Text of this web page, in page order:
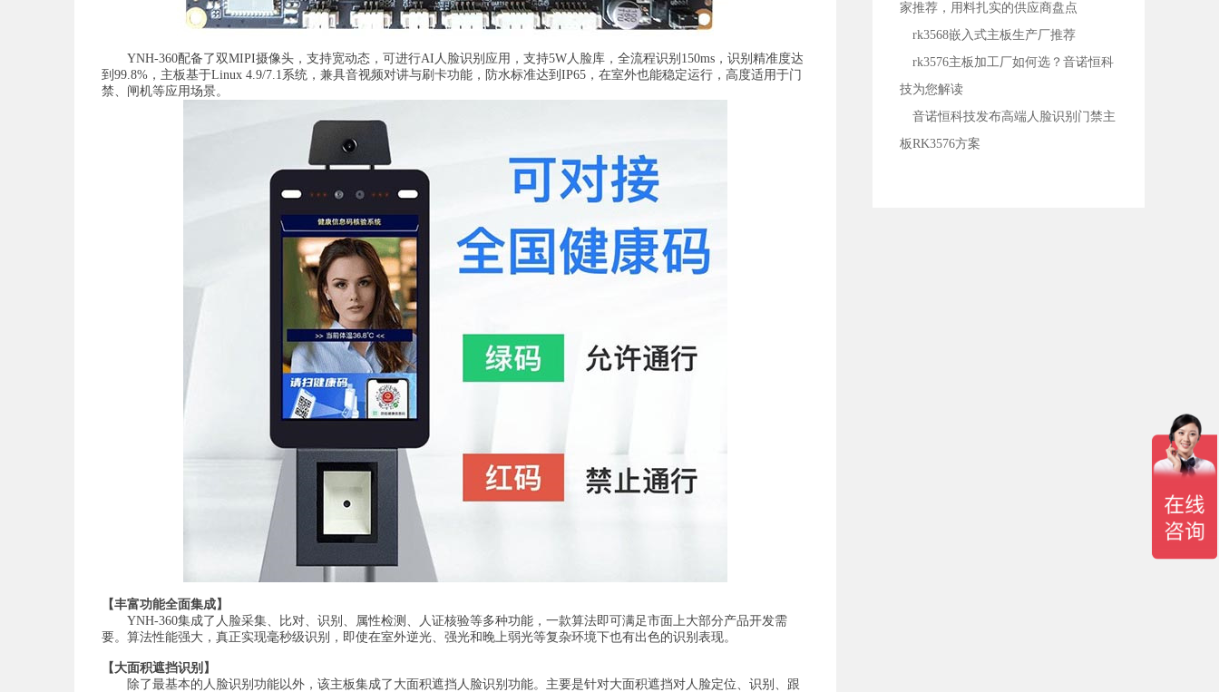
YNH-360配备了双MIPI摄像头，支持宽动态，可进行AI人脸识别应用，支持5W人脸库，全流程识别150ms，识别精准度达
到99.8%，主板基于Linux 4.9/7.1系统，兼具音视频对讲与刷卡功能，防水标准达到IP65，在室外也能稳定运行，高度适用于门
禁、闸机等应用场景。
【丰富功能全面集成】
YNH-360集成了人脸采集、比对、识别、属性检测、人证核验等多种功能，一款算法即可满足市面上大部分产品开发需
要。算法性能强大，真正实现毫秒级识别，即使在室外逆光、强光和晚上弱光等复杂环境下也有出色的识别表现。
【大面积遮挡识别】
除了最基本的人脸识别功能以外，该主板集成了大面积遮挡人脸识别功能。主要是针对大面积遮挡对人脸定位、识别、跟
家推荐，用料扎实的供应商盘点
rk3568嵌入式主板生产厂推荐
rk3576主板加工厂如何选？音诺恒科
技为您解读
音诺恒科技发布高端人脸识别门禁主
板RK3576方案